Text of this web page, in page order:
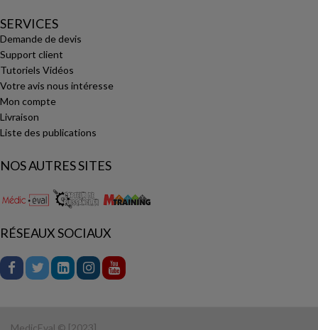
SERVICES
Demande de devis
Support client
Tutoriels Vidéos
Votre avis nous intéresse
Mon compte
Livraison
Liste des publications
NOS AUTRES SITES
RÉSEAUX SOCIAUX
MedicEval © [2023]